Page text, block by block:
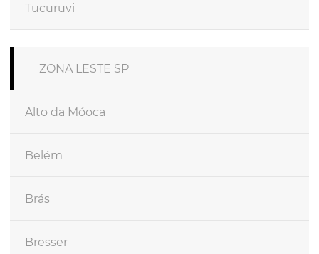
Tucuruvi
ZONA LESTE SP
Alto da Móoca
Belém
Brás
Bresser